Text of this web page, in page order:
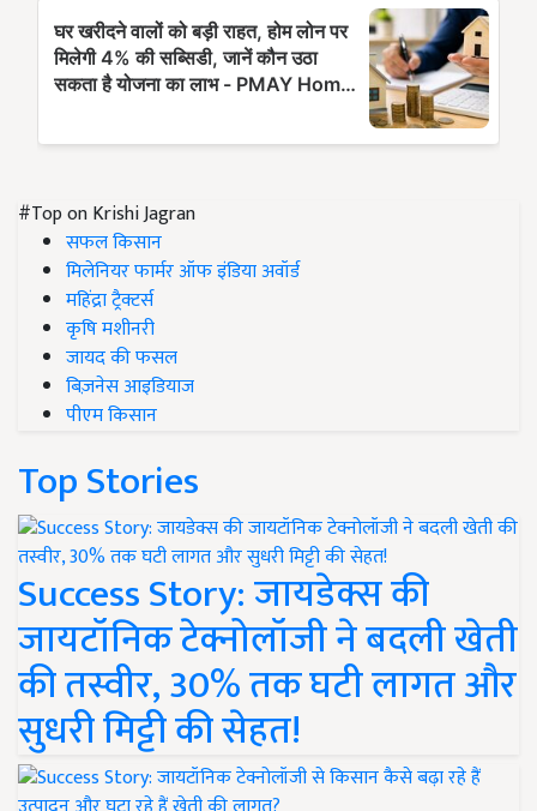
#Top on Krishi Jagran
सफल किसान
मिलेनियर फार्मर ऑफ इंडिया अवॉर्ड
महिंद्रा ट्रैक्टर्स
कृषि मशीनरी
जायद की फसल
बिज़नेस आइडियाज
पीएम किसान
Top Stories
Success Story: जायडेक्स की
जायटॉनिक टेक्नोलॉजी ने बदली खेती
की तस्वीर, 30% तक घटी लागत और
सुधरी मिट्टी की सेहत!